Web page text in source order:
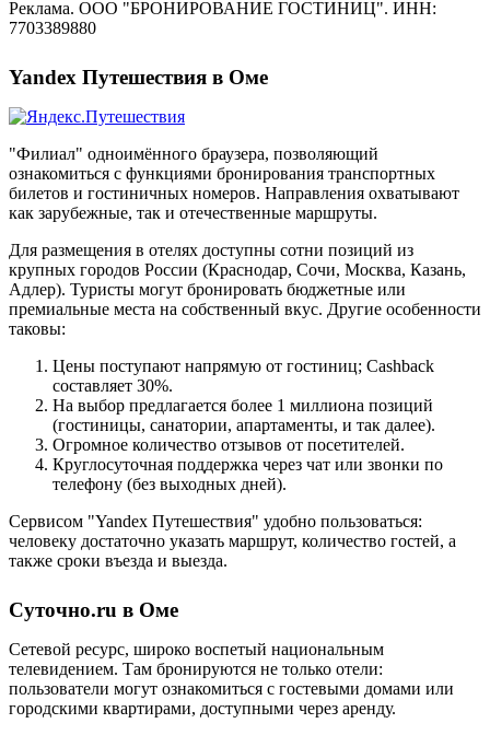
Реклама. ООО "БРОНИРОВАНИЕ ГОСТИНИЦ". ИНН:
7703389880
Yandex Путешествия в Оме
"Филиал" одноимённого браузера, позволяющий
ознакомиться с функциями бронирования транспортных
билетов и гостиничных номеров. Направления охватывают
как зарубежные, так и отечественные маршруты.
Для размещения в отелях доступны сотни позиций из
крупных городов России (Краснодар, Сочи, Москва, Казань,
Адлер). Туристы могут бронировать бюджетные или
премиальные места на собственный вкус. Другие особенности
таковы:
Цены поступают напрямую от гостиниц; Cashback
составляет 30%.
На выбор предлагается более 1 миллиона позиций
(гостиницы, санатории, апартаменты, и так далее).
Огромное количество отзывов от посетителей.
Круглосуточная поддержка через чат или звонки по
телефону (без выходных дней).
Сервисом "Yandex Путешествия" удобно пользоваться:
человеку достаточно указать маршрут, количество гостей, а
также сроки въезда и выезда.
Суточно.ru в Оме
Сетевой ресурс, широко воспетый национальным
телевидением. Там бронируются не только отели:
пользователи могут ознакомиться с гостевыми домами или
городскими квартирами, доступными через аренду.